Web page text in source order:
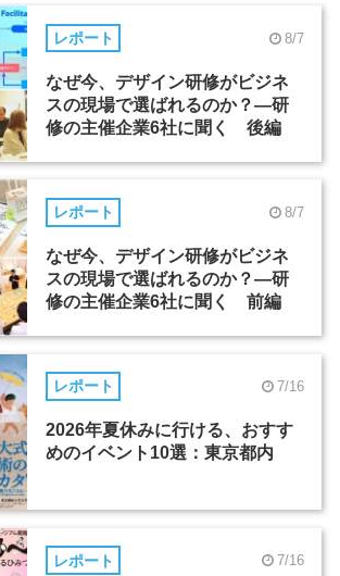
レポート 8/7
なぜ今、デザイン研修がビジネ
スの現場で選ばれるのか？―研
修の主催企業6社に聞く 後編
レポート 8/7
なぜ今、デザイン研修がビジネ
スの現場で選ばれるのか？―研
修の主催企業6社に聞く 前編
レポート 7/16
2026年夏休みに行ける、おすす
めのイベント10選：東京都内
レポート 7/16